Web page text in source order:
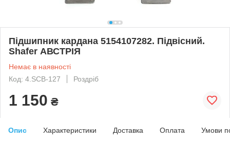
Підшипник кардана 5154107282. Підвісний.
Shafer АВСТРІЯ
Немає в наявності
Код: 4.SCB-127
Роздріб
1 150 ₴
Опис Характеристики Доставка Оплата Умови